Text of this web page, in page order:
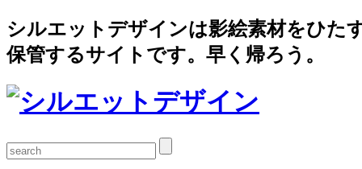
シルエットデザインは影絵素材をひた
保管するサイトです。早く帰ろう。